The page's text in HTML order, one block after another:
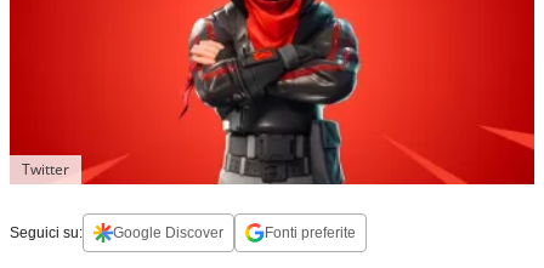
Twitter
Seguici su: Google Discover Fonti preferite